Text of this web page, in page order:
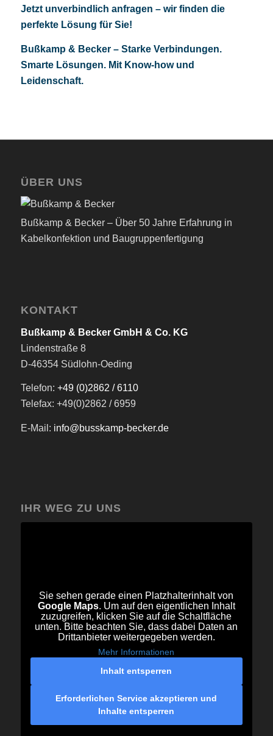
Jetzt unverbindlich anfragen – wir finden die
perfekte Lösung für Sie!
Bußkamp& Becker – Starke Verbindungen.
Smarte Lösungen. Mit Know-how und
Leidenschaft.
ÜBER UNS
Bußkamp & Becker – Über 50 Jahre Erfahrung in
Kabelkonfektion und Baugruppenfertigung
KONTAKT
Bußkamp & Becker GmbH & Co. KG
Lindenstraße 8
D-46354 Südlohn-Oeding
Telefon: +49 (0)2862 / 6110
Telefax: +49(0)2862 / 6959
E-Mail: info@busskamp-becker.de
IHR WEG ZU UNS
Sie sehen gerade einen Platzhalterinhalt von
Google Maps. Um auf den eigentlichen Inhalt
zuzugreifen, klicken Sie auf die Schaltfläche
unten. Bitte beachten Sie, dass dabei Daten an
Drittanbieter weitergegeben werden.
Mehr Informationen
Inhalt entsperren
Erforderlichen Service akzeptieren und
Inhalte entsperren